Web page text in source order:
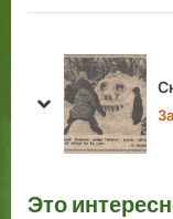
u
o
P
s
t
:
prev
next
Это